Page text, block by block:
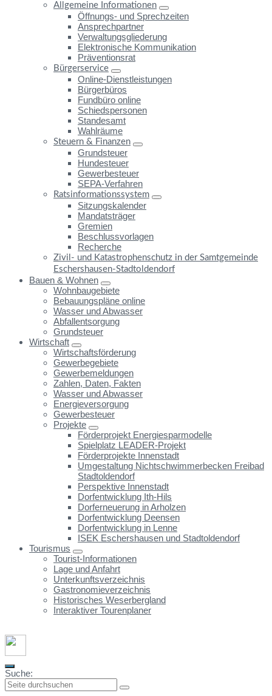
Allgemeine Informationen
Öffnungs- und Sprechzeiten
Ansprechpartner
Verwaltungsgliederung
Elektronische Kommunikation
Präventionsrat
Bürgerservice
Online-Dienstleistungen
Bürgerbüros
Fundbüro online
Schiedspersonen
Standesamt
Wahlräume
Steuern & Finanzen
Grundsteuer
Hundesteuer
Gewerbesteuer
SEPA-Verfahren
Ratsinformationssystem
Sitzungskalender
Mandatsträger
Gremien
Beschlussvorlagen
Recherche
Zivil- und Katastrophenschutz in der Samtgemeinde
Eschershausen-Stadtoldendorf
Bauen & Wohnen
Wohnbaugebiete
Bebauungspläne online
Wasser und Abwasser
Abfallentsorgung
Grundsteuer
Wirtschaft
Wirtschaftsförderung
Gewerbegebiete
Gewerbemeldungen
Zahlen, Daten, Fakten
Wasser und Abwasser
Energieversorgung
Gewerbesteuer
Projekte
Förderprojekt Energiesparmodelle
Spielplatz LEADER-Projekt
Förderprojekte Innenstadt
Umgestaltung Nichtschwimmerbecken Freibad
Stadtoldendorf
Perspektive Innenstadt
Dorfentwicklung Ith-Hils
Dorferneuerung in Arholzen
Dorfentwicklung Deensen
Dorfentwicklung in Lenne
ISEK Eschershausen und Stadtoldendorf
Tourismus
Tourist-Informationen
Lage und Anfahrt
Unterkunftsverzeichnis
Gastronomieverzeichnis
Historisches Weserbergland
Interaktiver Tourenplaner
Suche: